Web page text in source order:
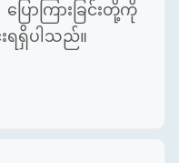
ပြောကြားခြင်းတို့ကို
ရရှိပါသည်။